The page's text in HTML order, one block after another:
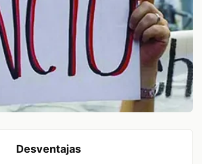
Desventajas